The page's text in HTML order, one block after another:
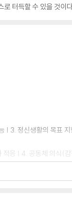
로 터득할 수 있을 것이
| 3. 정신생활의 목표 지
적응 | 4. 공동체 의식(